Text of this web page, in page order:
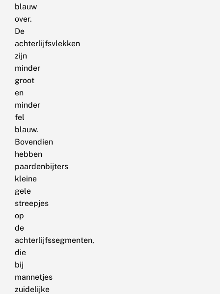
blauw
over.
De
achterlijfsvlekken
zijn
minder
groot
en
minder
fel
blauw.
Bovendien
hebben
paardenbijters
kleine
gele
streepjes
op
de
achterlijfssegmenten,
die
bij
mannetjes
zuidelijke